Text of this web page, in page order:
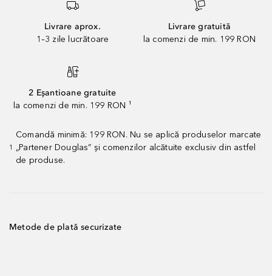
Livrare aprox.
1–3 zile lucrătoare
Livrare gratuită
la comenzi de min. 199 RON
2 Eșantioane gratuite
la comenzi de min. 199 RON ¹
1
Comandă minimă: 199 RON. Nu se aplică produselor marcate
„Partener Douglas” și comenzilor alcătuite exclusiv din astfel
de produse.
Metode de plată securizate